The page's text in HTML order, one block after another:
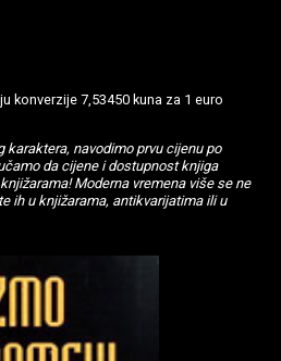
konverzije 7,53450 kuna za 1 euro
karaktera, navodimo prvu cijenu po
da cijene i dostupnost knjiga
Moderna vremena više se ne
ih u knjižarama, antikvarijatima ili u